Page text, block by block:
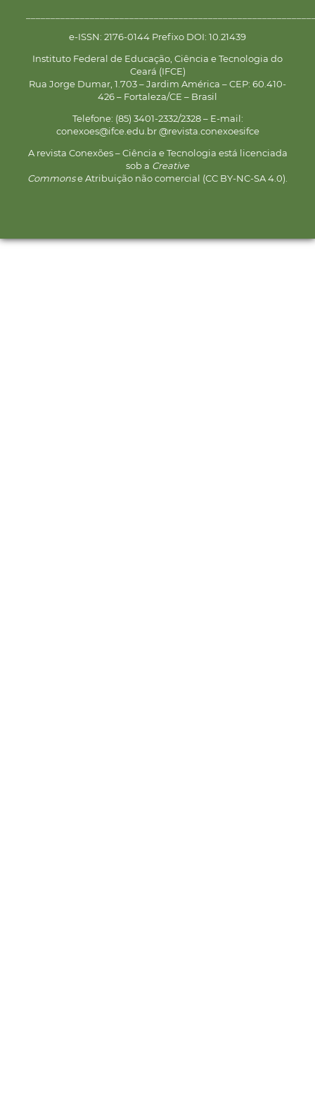
e-ISSN: 2176-0144 Prefixo DOI: 10.21439
Instituto Federal de Educação, Ciência e Tecnologia do
Ceará (IFCE)
Rua Jorge Dumar, 1.703 – Jardim América – CEP: 60.410-
426 – Fortaleza/CE – Brasil
Telefone: (85) 3401-2332/2328 – E-mail:
conexoes@ifce.edu.br @revista.conexoesifce
A revista Conexões – Ciência e Tecnologia está licenciada
sob a Creative
Commonse Atribuição não comercial (CC BY-NC-SA 4.0).